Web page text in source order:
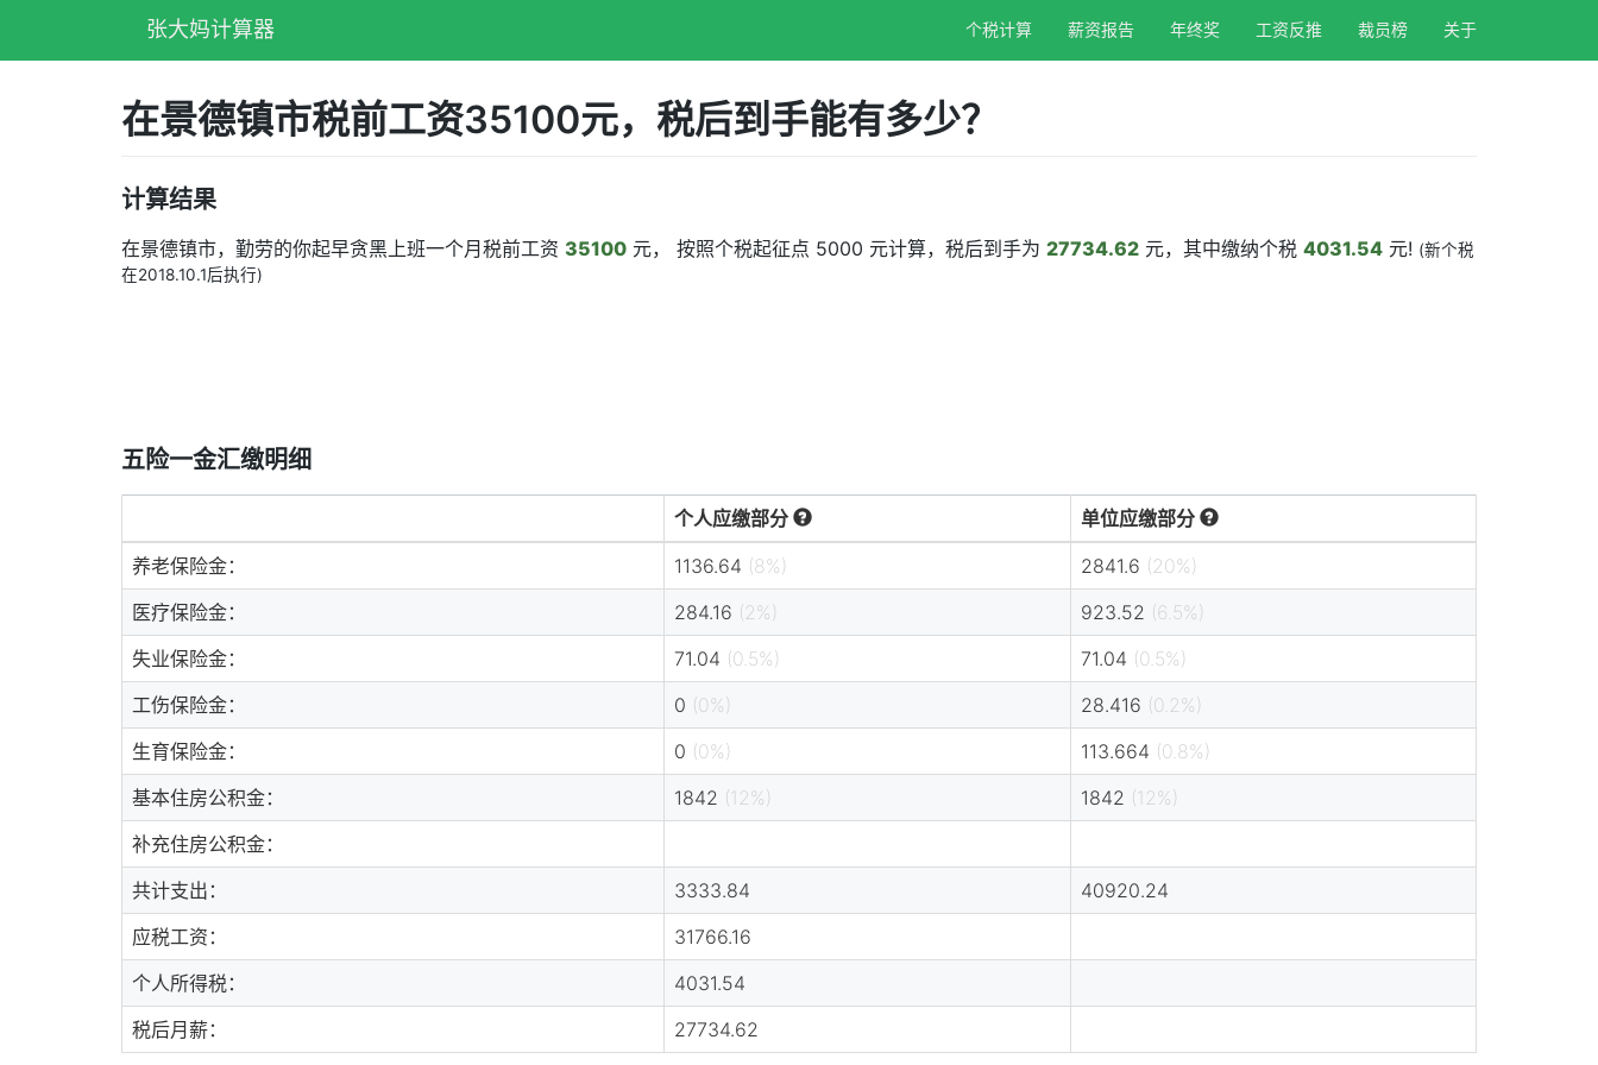
张大妈计算器 个税计算 薪资报告 年终奖 工资反推 裁员榜 关于
在景德镇市税前工资35100元，税后到手能有多少？
计算结果
在景德镇市，勤劳的你起早贪黑上班一个月税前工资 35100 元， 按照个税起征点 5000 元计算，税后到手为 27734.62 元，其中缴纳个税 4031.54 元! (新个税
在2018.10.1后执行)
五险一金汇缴明细
个人应缴部分
单位应缴部分
养老保险金：
1136.64 (8%) 2841.6 (20%)
医疗保险金：
284.16 (2%) 923.52 (6.5%)
失业保险金：
71.04 (0.5%) 71.04 (0.5%)
工伤保险金：
0 (0%) 28.416 (0.2%)
生育保险金：
0 (0%) 113.664 (0.8%)
基本住房公积金：
1842 (12%) 1842 (12%)
补充住房公积金：
共计支出：
3333.84
40920.24
应税工资：
31766.16
个人所得税：
4031.54
税后月薪：
27734.62